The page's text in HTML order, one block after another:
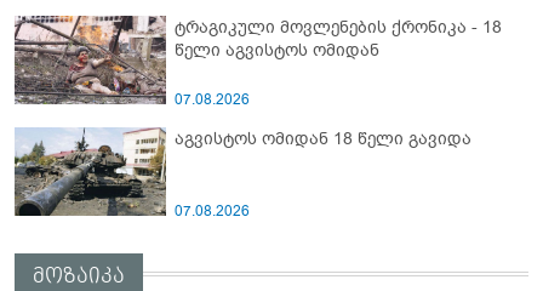
ტრაგიკული მოვლენების ქრონიკა - 18
წელი აგვისტოს ომიდან
07.08.2026
აგვისტოს ომიდან 18 წელი გავიდა
07.08.2026
მოზაიკა